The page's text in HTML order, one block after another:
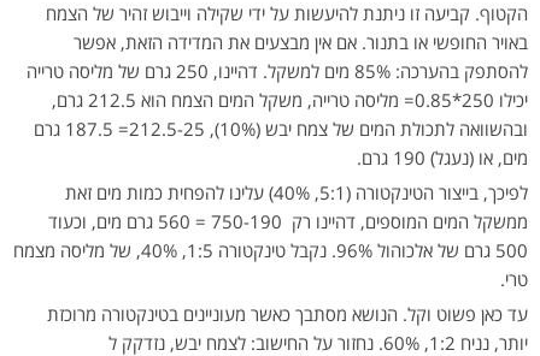
הקטוף. קביעה זו ניתנת להיעשות על ידי שקילה וייבוש זהיר של הצמח
באויר החופשי או בתנור. אם אין מבצעים את המדידה הזאת, אפשר
להסתפק בהערכה: 85% מים למשקל. דהיינו, 250 גרם של מליסה טרייה
יכילו 250*0.85= מליסה טרייה, משקל המים הצמח הוא 212.5 גרם,
ובהשוואה לתכולת המים של צמח יבש (10%), 212.5-25= 187.5 גרם
מים, או (נעגל) 190 גרם.
לפיכך, בייצור הטינקטורה (5:1, 40%) עלינו להפחית כמות מים זאת
ממשקל המים המוספים, דהיינו רק 750-190 = 560 גרם מים, וכעוד
500 גרם של אלכוהול 96%. נקבל טינקטורה 1:5, 40%, של מליסה מצמח
טרי.
עד כאן פשוט וקל. הנושא מסתבך כאשר מעוניינים בטינקטורה מרוכזת
יותר, נניח 1:2, 60%. נחזור על החישוב: לצמח יבש, נזדקק ל